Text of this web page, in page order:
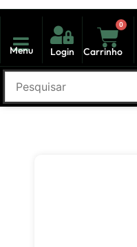
Menu Login
0
Carrinho